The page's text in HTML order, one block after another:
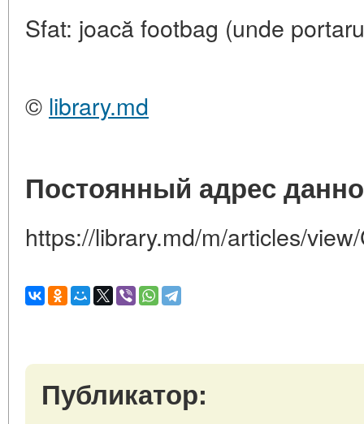
Sfat: joacă footbag (unde
© library.md
Постоянный адрес
https://library.md/m/articles/
Публикатор: